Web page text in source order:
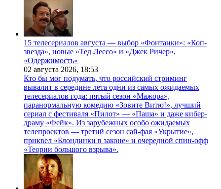
15 телесериалов августа — выбор «Фонтанки»: «Коп-
звезда», новые «Тед Лессо» и «Джек Ричер»,
«Одержимость»
02 августа 2026, 18:53
Кто бы мог подумать, что российский стриминг
вывалит в середине лета одни из самых ожидаемых
телесериалов года: пятый сезон «Мажора»,
паранормальную комедию «Зовите Витю!», лучший
сериал с фестиваля «Пилот» — «Паша» и даже кибер-
драму «Фейк». Из зарубежных особо ожидаемых
телепроектов — третий сезон сай-фая «Укрытие»,
приквел «Блондинки в законе» и очередной спин-офф
«Теории большого взрыва».